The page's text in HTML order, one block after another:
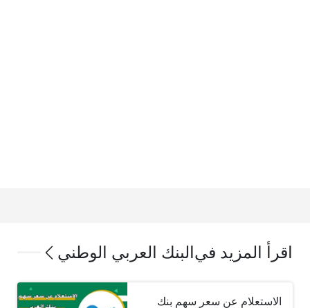
اقرأ المزيد في البنك العربي الوطني
الاستعلام عن سعر سهم بنك